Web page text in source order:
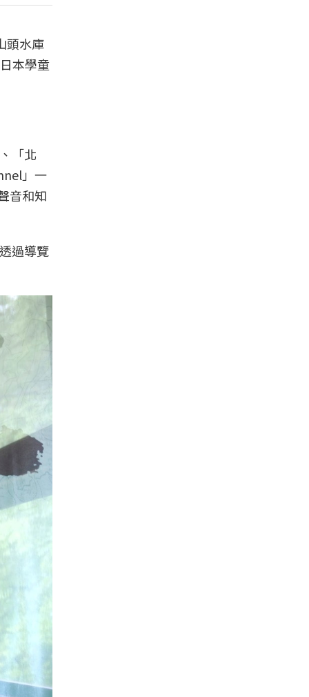
頭水庫
本學童
「北
」一
音和知
過導覽